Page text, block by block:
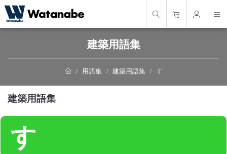
建築用語集
用語集 建築用語集 す
建築用語集
す